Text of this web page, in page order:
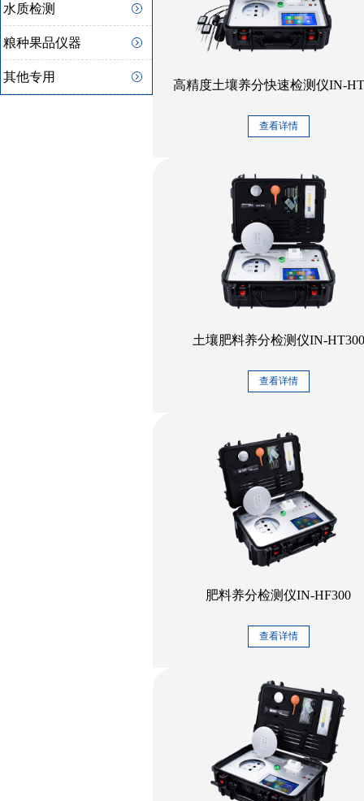
水质检测
粮种果品仪器
其他专用
高精度土壤养分快速检测仪IN-
查看详情
土壤肥料养分检测仪IN-HT300
查看详情
肥料养分检测仪IN-HF300
查看详情